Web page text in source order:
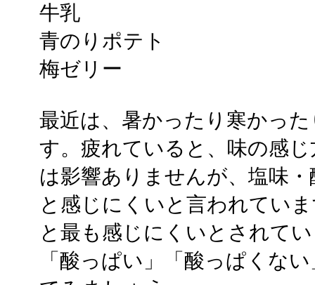
牛乳
青のりポテト
梅ゼリー
最近は、暑かったり寒かっ
す。疲れていると、味の感
は影響ありませんが、塩味
と感じにくいと言われてい
と最も感じにくいとされて
「酸っぱい」「酸っぱくな